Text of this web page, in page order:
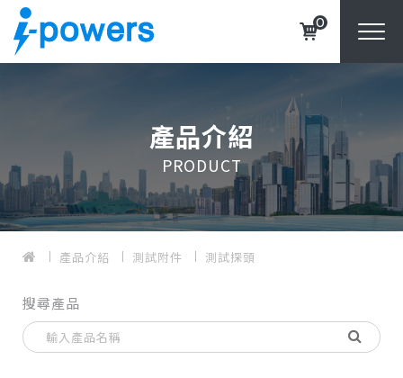
0
產品介紹
PRODUCT
產品介紹 測試附件 測試探頭
搜尋產品